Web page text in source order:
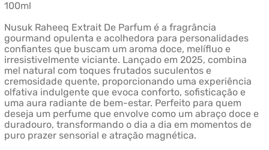
100ml
Nusuk Raheeq Extrait De Parfum é a fragrância
gourmand opulenta e acolhedora para personalidades
confiantes que buscam um aroma doce, melífluo e
irresistivelmente viciante. Lançado em 2025, combina
mel natural com toques frutados suculentos e
cremosidade quente, proporcionando uma experiência
olfativa indulgente que evoca conforto, sofisticação e
uma aura radiante de bem-estar. Perfeito para quem
deseja um perfume que envolve como um abraço doce e
duradouro, transformando o dia a dia em momentos de
puro prazer sensorial e atração magnética.